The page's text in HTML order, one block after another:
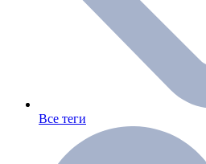
Все теги